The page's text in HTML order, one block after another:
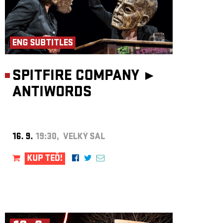
ENG SUBTITLES
SPITFIRE COMPANY ►
ANTIWORDS
16. 9. 19:30, VELKÝ SÁL
KUP TEĎ!